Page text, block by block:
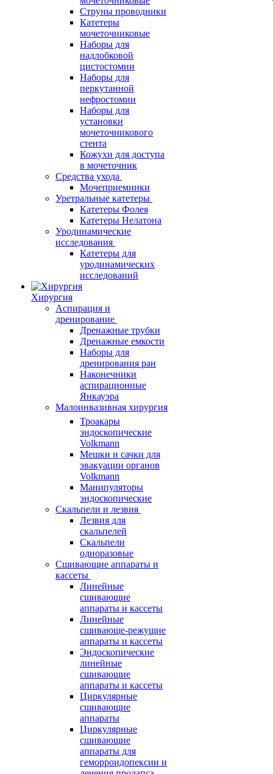
Струны проводники
Катетеры
мочеточниковые
Наборы для
надлобковой
цистостомии
Наборы для
перкутанной
нефростомии
Наборы для
установки
мочеточникового
стента
Кожухи для доступа
в мочеточник
Средства ухода
Мочеприемники
Уретральные катетеры
Катетеры Фолея
Катетеры Нелатона
Уродинамические
исследования
Катетеры для
уродинамических
исследований
Хирургия
Аспирация и
дренирование
Дренажные трубки
Дренажные емкости
Наборы для
дренирования ран
Наконечники
аспирационные
Янкауэра
Малоинвазивная хирургия
Троакары
эндоскопические
Volkmann
Мешки и сачки для
эвакуации органов
Volkmann
Манипуляторы
эндоскопические
Скальпели и лезвия
Лезвия для
скальпелей
Скальпели
одноразовые
Сшивающие аппараты и
кассеты
Линейные
сшивающие
аппараты и кассеты
Линейные
сшивающе-режущие
аппараты и кассеты
Эндоскопические
линейные
сшивающие
аппараты и кассеты
Циркулярные
сшивающие
аппараты
Циркулярные
сшивающие
аппараты для
геморроидопексии и